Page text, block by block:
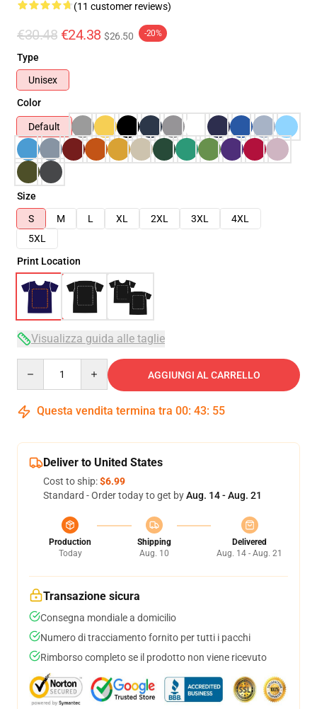
(11 customer reviews)
€30.48 €24.38 $26.50 -20%
Type
Unisex
Color
Default
Size
S
M L XL 2XL 3XL
4XL
5XL
Print Location
Visualizza guida alle taglie
AGGIUNGI AL CARRELLO
Questa vendita termina tra 00: 43: 54
Deliver to United States
Cost to ship:$6.99
Standard - Order today to get byAug. 14 - Aug. 21
Production
Today
Shipping
Aug. 10
Delivered
Aug. 14 - Aug. 21
Transazione sicura
Consegna mondiale a domicilio
Numero di tracciamento fornito per tutti i pacchi
Rimborso completo se il prodotto non viene ricevuto